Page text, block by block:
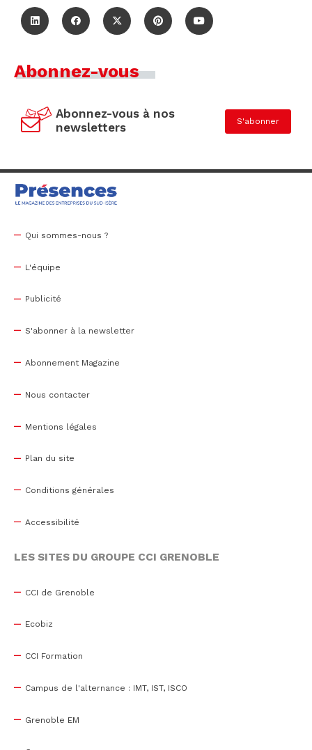
Abonnez-vous
Abonnez-vous à nos
newsletters
S'abonner
Qui sommes-nous ?
L'équipe
Publicité
S'abonner à la newsletter
Abonnement Magazine
Nous contacter
Mentions légales
Plan du site
Conditions générales
Accessibilité
LES SITES DU GROUPE CCI GRENOBLE
CCI de Grenoble
Ecobiz
CCI Formation
Campus de l'alternance : IMT, IST, ISCO
Grenoble EM